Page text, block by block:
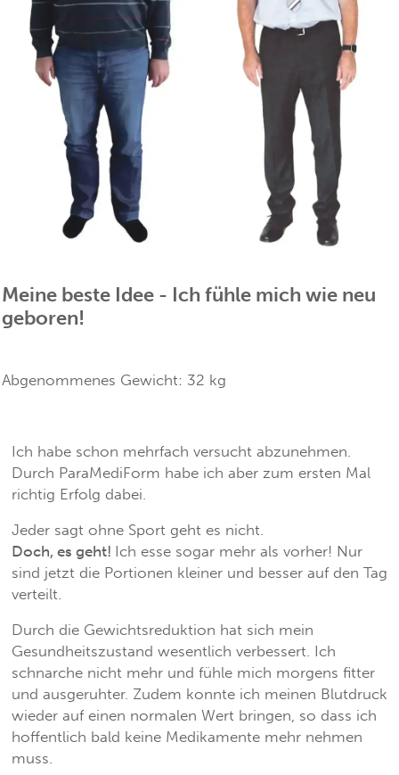
Meine beste Idee - Ich fühle mich wie neu
geboren!
Abgenommenes Gewicht: 32 kg
Ich habe schon mehrfach versucht abzunehmen.
Durch ParaMediForm habe ich aber zum ersten Mal
richtig Erfolg dabei.
Jeder sagt ohne Sport geht es nicht.
Doch, es geht! Ich esse sogar mehr als vorher! Nur
sind jetzt die Portionen kleiner und besser auf den Tag
verteilt.
Durch die Gewichtsreduktion hat sich mein
Gesundheitszustand wesentlich verbessert. Ich
schnarche nicht mehr und fühle mich morgens fitter
und ausgeruhter. Zudem konnte ich meinen Blutdruck
wieder auf einen normalen Wert bringen, so dass ich
hoffentlich bald keine Medikamente mehr nehmen
muss.